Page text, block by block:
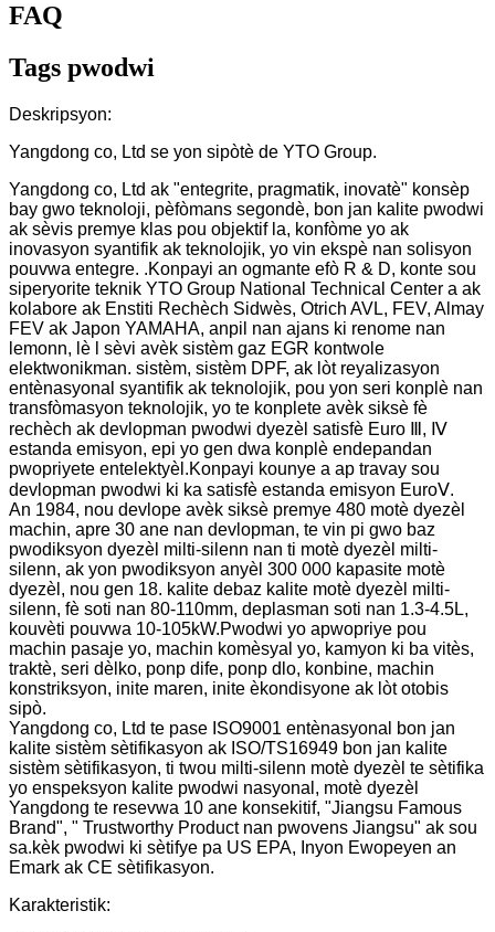
FAQ
Tags pwodwi
Deskripsyon:
Yangdong co, Ltd se yon sipòtè de YTO Group.
Yangdong co, Ltd ak "entegrite, pragmatik, inovatè" konsèp
bay gwo teknoloji, pèfòmans segondè, bon jan kalite pwodwi
ak sèvis premye klas pou objektif la, konfòme yo ak
inovasyon syantifik ak teknolojik, yo vin ekspè nan solisyon
pouvwa entegre. .Konpayi an ogmante efò R & D, konte sou
siperyorite teknik YTO Group National Technical Center a ak
kolabore ak Enstiti Rechèch Sidwès, Otrich AVL, FEV, Almay
FEV ak Japon YAMAHA, anpil nan ajans ki renome nan
lemonn, lè l sèvi avèk sistèm gaz EGR kontwole
elektwonikman. sistèm, sistèm DPF, ak lòt reyalizasyon
entènasyonal syantifik ak teknolojik, pou yon seri konplè nan
transfòmasyon teknolojik, yo te konplete avèk siksè fè
rechèch ak devlopman pwodwi dyezèl satisfè Euro Ⅲ, Ⅳ
estanda emisyon, epi yo gen dwa konplè endepandan
pwopriyete entelektyèl.Konpayi kounye a ap travay sou
devlopman pwodwi ki ka satisfè estanda emisyon EuroⅤ.
An 1984, nou devlope avèk siksè premye 480 motè dyezèl
machin, apre 30 ane nan devlopman, te vin pi gwo baz
pwodiksyon dyezèl milti-silenn nan ti motè dyezèl milti-
silenn, ak yon pwodiksyon anyèl 300 000 kapasite motè
dyezèl, nou gen 18. kalite debaz kalite motè dyezèl milti-
silenn, fè soti nan 80-110mm, deplasman soti nan 1.3-4.5L,
kouvèti pouvwa 10-105kW.Pwodwi yo apwopriye pou
machin pasaje yo, machin komèsyal yo, kamyon ki ba vitès,
traktè, seri dèlko, ponp dife, ponp dlo, konbine, machin
konstriksyon, inite maren, inite èkondisyone ak lòt otobis
sipò.
Yangdong co, Ltd te pase ISO9001 entènasyonal bon jan
kalite sistèm sètifikasyon ak ISO/TS16949 bon jan kalite
sistèm sètifikasyon, ti twou milti-silenn motè dyezèl te sètifika
yo enspeksyon kalite pwodwi nasyonal, motè dyezèl
Yangdong te resevwa 10 ane konsekitif, "Jiangsu Famous
Brand", " Trustworthy Product nan pwovens Jiangsu" ak sou
sa.kèk pwodwi ki sètifye pa US EPA, Inyon Ewopeyen an
Emark ak CE sètifikasyon.
Karakteristik: